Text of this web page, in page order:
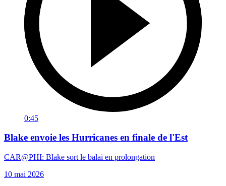
0:45
Blake envoie les Hurricanes en finale de l'Est
CAR@PHI: Blake sort le balai en prolongation
10 mai 2026